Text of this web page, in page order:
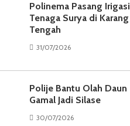
Polinema Pasang Irigasi
Tenaga Surya di Karang
Tengah
31/07/2026
Polije Bantu Olah Daun
Gamal Jadi Silase
30/07/2026